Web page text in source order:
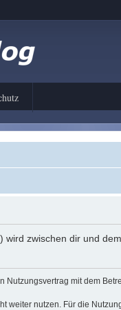
zwischen dir und
Nutzungsvertrag mit dem
nutzen. Für die